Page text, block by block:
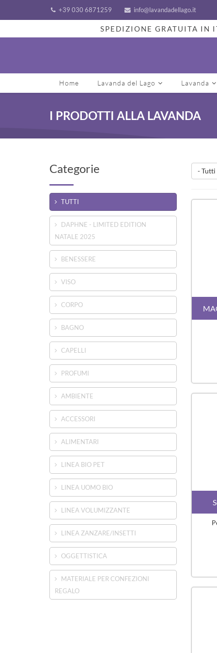
+39 030 6871259 info@lavandadellago.it
SPEDIZIONE GRATUITA IN
Home Lavanda del Lago Lavanda
I PRODOTTI ALLA LAVANDA
Categorie
TUTTI
DAPHNE - LIMITED EDITION
NATALE 2025
BENESSERE
VISO
CORPO
BAGNO
CAPELLI
PROFUMI
AMBIENTE
ACCESSORI
ALIMENTARI
LINEA BIO PET
LINEA UOMO BIO
LINEA VOLUMIZZANTE
LINEA ZANZARE/INSETTI
OGGETTISTICA
MATERIALE PER CONFEZIONI
REGALO
- Tutti